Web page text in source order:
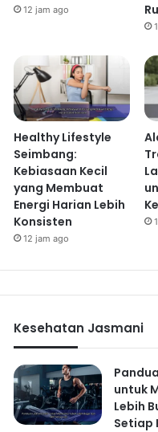
12 jam ago
Healthy Lifestyle
Seimbang:
Kebiasaan Kecil
yang Membuat
Energi Harian Lebih
Konsisten
12 jam ago
Kesehatan Jasmani
untuk
Lebih
Setiap